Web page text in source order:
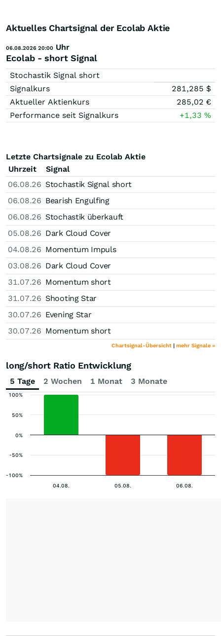
Aktuelles Chartsignal der Ecolab Aktie
06.08.2026 20:00 Uhr
Ecolab - short Signal
Stochastik Signal short
Signalkurs
281,285 $
Aktueller Aktienkurs
285,02 €
Performance seit Signalkurs
+1,33 %
Letzte Chartsignale zu Ecolab Aktie
Uhrzeit
Signal
06.08.26 Stochastik Signal short
06.08.26 Bearish Engulfing
06.08.26 Stochastik überkauft
05.08.26 Dark Cloud Cover
04.08.26 Momentum Impuls
03.08.26 Dark Cloud Cover
31.07.26 Momentum short
31.07.26 Shooting Star
30.07.26 Evening Star
30.07.26 Momentum short
Chartsignal-Übersicht | mehr Signale »
long/short Ratio Entwicklung
5 Tage 2 Wochen 1 Monat 3 Monate
04.08. 05.08. 06.08.
-100%
-50%
0%
50%
100%